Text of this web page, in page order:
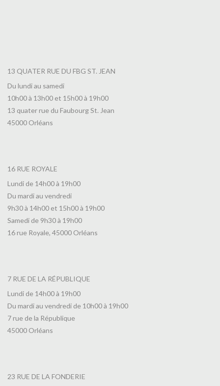
13 QUATER RUE DU FBG ST. JEAN
Du lundi au samedi
10h00 à 13h00 et 15h00 à 19h00
13 quater rue du Faubourg St. Jean
45000 Orléans
16 RUE ROYALE
Lundi de 14h00 à 19h00
Du mardi au vendredi
9h30 à 14h00 et 15h00 à 19h00
Samedi de 9h30 à 19h00
16 rue Royale, 45000 Orléans
7 RUE DE LA RÉPUBLIQUE
Lundi de 14h00 à 19h00
Du mardi au vendredi de 10h00 à 19h00
7 rue de la République
45000 Orléans
23 RUE DE LA FONDERIE